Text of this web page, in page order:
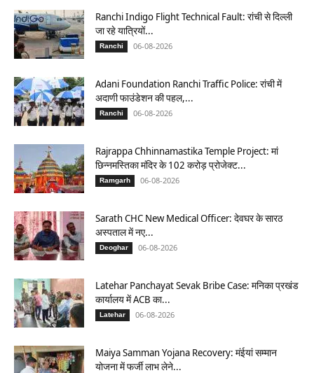
Ranchi Indigo Flight Technical Fault: रांची से दिल्ली
जा रहे यात्रियों...
Ranchi 06-08-2026
Adani Foundation Ranchi Traffic Police: रांची में
अदाणी फाउंडेशन की पहल,...
Ranchi 06-08-2026
Rajrappa Chhinnamastika Temple Project: मां
छिन्नमस्तिका मंदिर के 102 करोड़ प्रोजेक्ट...
Ramgarh 06-08-2026
Sarath CHC New Medical Officer: देवघर के सारठ
अस्पताल में नए...
Deoghar 06-08-2026
Latehar Panchayat Sevak Bribe Case: मनिका प्रखंड
कार्यालय में ACB का...
Latehar 06-08-2026
Maiya Samman Yojana Recovery: मंईयां सम्मान
योजना में फर्जी लाभ लेने...